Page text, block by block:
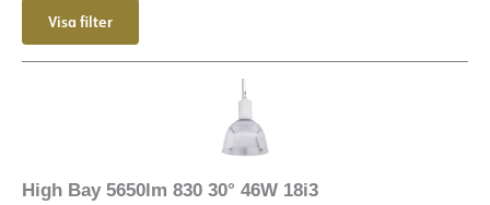
Visa filter
High Bay 5650lm 830 30° 46W 18i3